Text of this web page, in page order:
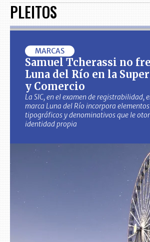
PLEITOS
MARCAS
Samuel Tcherassi no
Luna del Río en la
y Comercio
La SIC, en el examen de registrabilidad,
marca Luna del Río incorpora
tipográficos y denominativos que le
identidad propia